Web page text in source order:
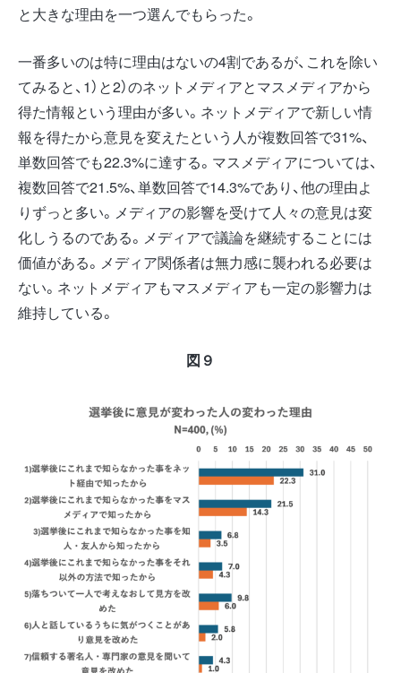
と大きな理由を一つ選んでもらった。
一番多いのは特に理由はないの4割であるが、これを除い
てみると、1）と2）のネットメディアとマスメディアから
得た情報という理由が多い。ネットメディアで新しい情
報を得たから意見を変えたという人が複数回答で31%、
単数回答でも22.3%に達する。マスメディアについては、
複数回答で21.5%、単数回答で14.3%であり、他の理由よ
りずっと多い。メディアの影響を受けて人々の意見は変
化しうるのである。メディアで議論を継続することには
価値がある。メディア関係者は無力感に襲われる必要は
ない。ネットメディアもマスメディアも一定の影響力は
維持している。
図９